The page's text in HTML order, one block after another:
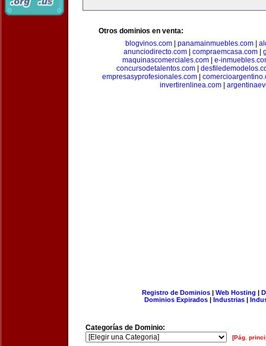
Otros dominios en venta:
blogvinos.com| panamainmuebles.com|
anunciodirecto.com| compraemcasa.com|
maquinascomerciales.com
e-
concursodetalentos.com|
empresasyprofesionales.com|
invertirenlinea.com
Registro de Dominios| Web Hosting |
Dominios Expirados | Industrias |
Categorías de Dominio:
[Pág.